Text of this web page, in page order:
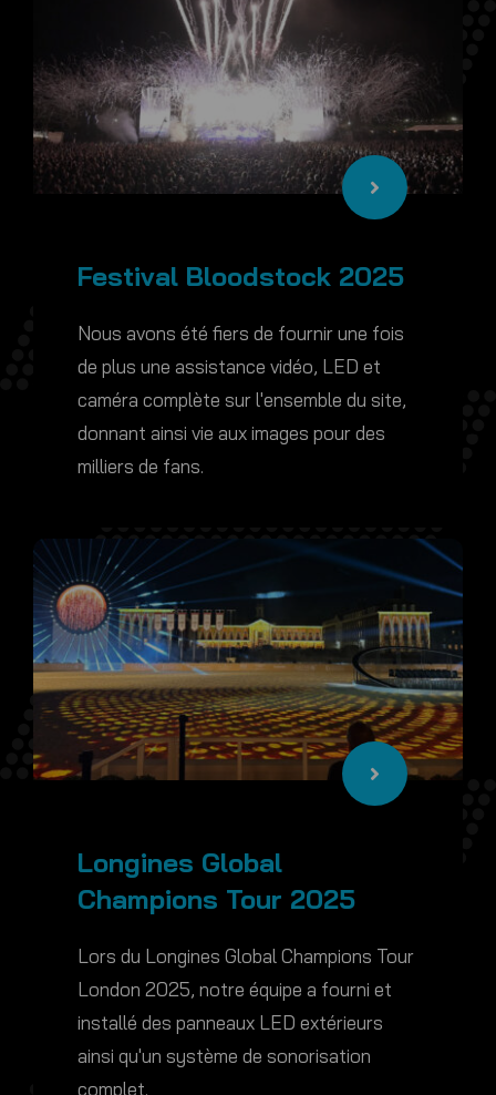
Festival Bloodstock 2025
Nous avons été fiers de fournir une fois
de plus une assistance vidéo, LED et
caméra complète sur l'ensemble du site,
donnant ainsi vie aux images pour des
milliers de fans.
Longines Global
Champions Tour 2025
Lors du Longines Global Champions Tour
London 2025, notre équipe a fourni et
installé des panneaux LED extérieurs
ainsi qu'un système de sonorisation
complet.